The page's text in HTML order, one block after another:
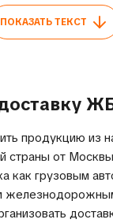
колодцев
ПОКАЗАТЬ ТЕКСТ
продукцию из
страны от
как грузовым